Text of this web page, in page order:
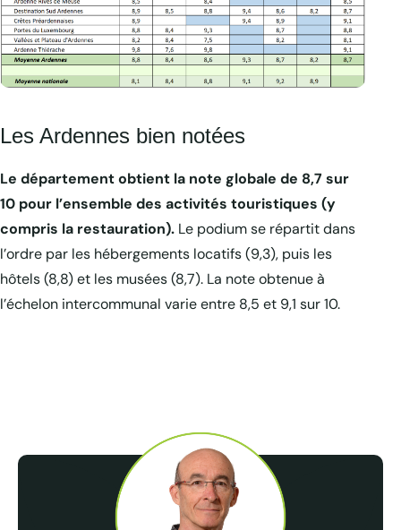
Les Ardennes bien notées
Le département obtient la note globale de 8,7 sur
10 pour l’ensemble des activités touristiques (y
compris la restauration). Le podium se répartit dans
l’ordre par les hébergements locatifs (9,3), puis les
hôtels (8,8) et les musées (8,7). La note obtenue à
l’échelon intercommunal varie entre 8,5 et 9,1 sur 10.